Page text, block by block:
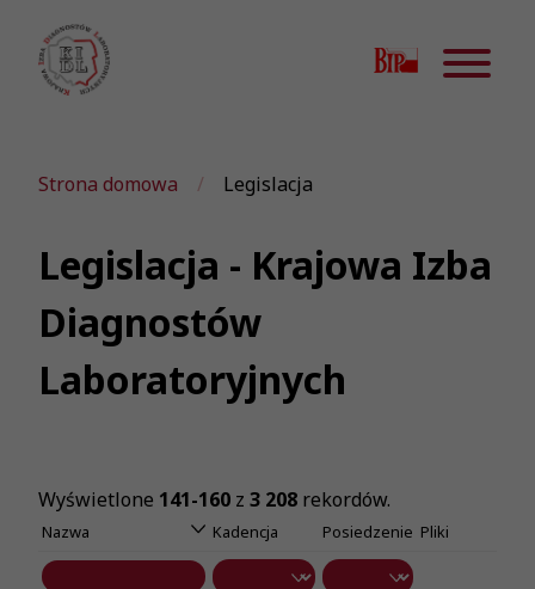
Strona domowa Legislacja
Legislacja - Krajowa Izba
Diagnostów
Laboratoryjnych
Wyświetlone 141-160 z 3 208 rekordów.
Nazwa Kadencja Posiedzenie Pliki